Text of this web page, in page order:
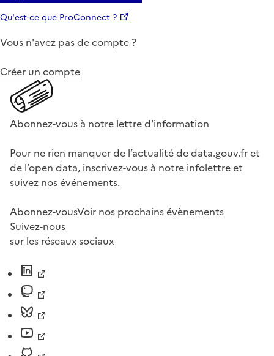
Qu'est-ce que ProConnect ?
Vous n'avez pas de compte ?
Créer un compte
Abonnez-vous à notre lettre d'information
Pour ne rien manquer de l’actualité de data.gouv.fr et
de l’open data, inscrivez-vous à notre infolettre et
suivez nos événements.
Abonnez-vousVoir nos prochains évènements
Suivez-nous
sur les réseaux sociaux